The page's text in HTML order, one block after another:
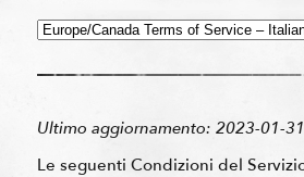
Ultimo aggiornamento: 2023-01-31
Le seguenti Condizioni del